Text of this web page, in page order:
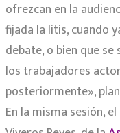
ofrezcan en la
fijada la litis, cuando
debate, o bien que
los trabajadores
posteriormente»,
En la misma sesión,